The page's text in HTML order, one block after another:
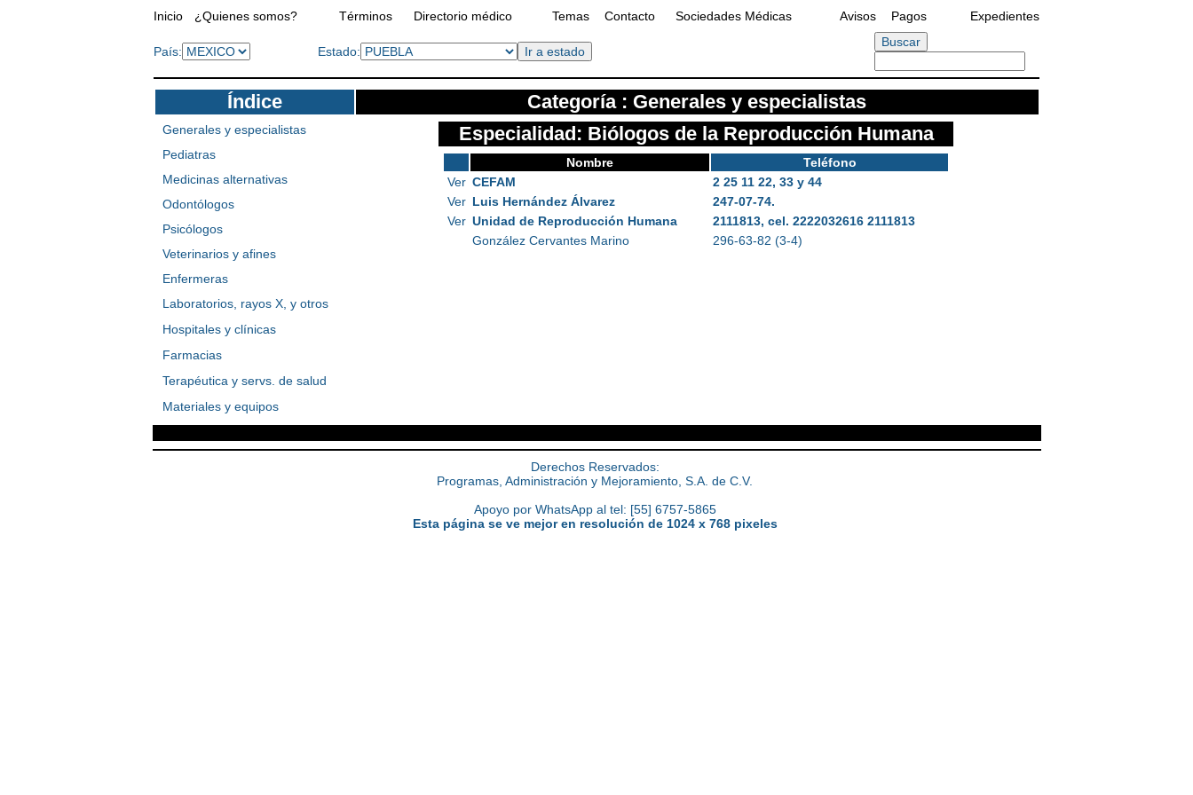
Inicio ¿Quienes somos? Términos Directorio médico Temas Contacto Sociedades Médicas Avisos Pagos Expedientes
País: Estado:
Índice Categoría : Generales y especialistas
Generales y especialistas
Pediatras
Medicinas alternativas
Odontólogos
Psicólogos
Veterinarios y afines
Enfermeras
Laboratorios, rayos X, y otros
Hospitales y clínicas
Farmacias
Terapéutica y servs. de salud
Materiales y equipos
Especialidad: Biólogos de la Reproducción Humana
Nombre
Teléfono
Ver CEFAM
2 25 11 22, 33 y 44
Ver Luis Hernández Álvarez
247-07-74.
Ver Unidad de Reproducción Humana
2111813, cel. 2222032616 2111813
González Cervantes Marino
296-63-82 (3-4)
Derechos Reservados:
Programas, Administración y Mejoramiento, S.A. de C.V.
Apoyo por WhatsApp al tel: [55] 6757-5865
Esta página se ve mejor en resolución de 1024 x 768 pixeles